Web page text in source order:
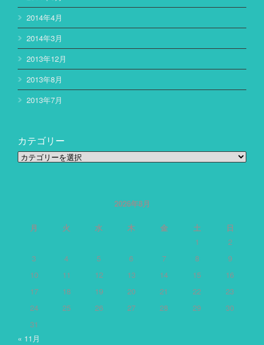
2014年4月
2014年3月
2013年12月
2013年8月
2013年7月
カテゴリー
カ
2026年8月
月 火 水 木 金 土
日
1
2
3
4 5 6 7 8
9
10
11 12 13 14 15
16
17
18 19 20 21 22
23
24
25 26 27 28 29
30
31
« 11月